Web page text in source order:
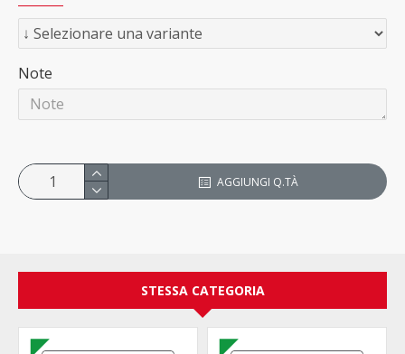
Note
AGGIUNGI Q.TÀ
STESSA CATEGORIA